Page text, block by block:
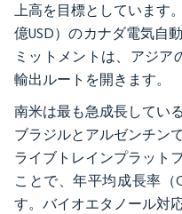
上高を目標としています
億USD）のカナダ電気自
ミットメントは、アジア
輸出ルートを開きます。
南米は最も急成長してい
ブラジルとアルゼンチン
ライブトレインプラット
ことで、年平均成長率（
す。バイオエタノール対